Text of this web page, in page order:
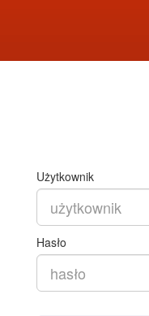
Użytkownik
Hasło